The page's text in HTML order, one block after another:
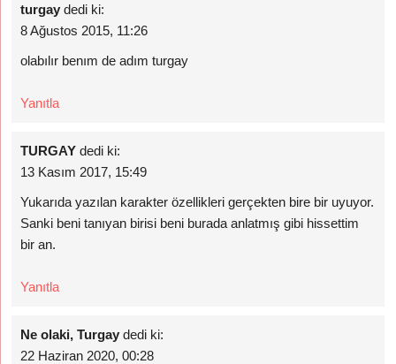
turgay dedi ki:
8 Ağustos 2015, 11:26
olabılır benım de adım turgay
Yanıtla
TURGAY dedi ki:
13 Kasım 2017, 15:49
Yukarıda yazılan karakter özellikleri gerçekten bire bir uyuyor.
Sanki beni tanıyan birisi beni burada anlatmış gibi hissettim
bir an.
Yanıtla
Ne olaki, Turgay dedi ki:
22 Haziran 2020, 00:28